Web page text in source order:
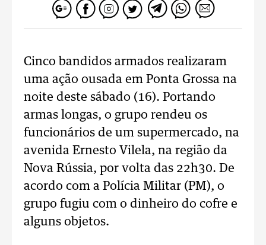
Cinco bandidos armados realizaram
uma ação ousada em Ponta Grossa na
noite deste sábado (16). Portando
armas longas, o grupo rendeu os
funcionários de um supermercado, na
avenida Ernesto Vilela, na região da
Nova Rússia, por volta das 22h30. De
acordo com a Polícia Militar (PM), o
grupo fugiu com o dinheiro do cofre e
alguns objetos.